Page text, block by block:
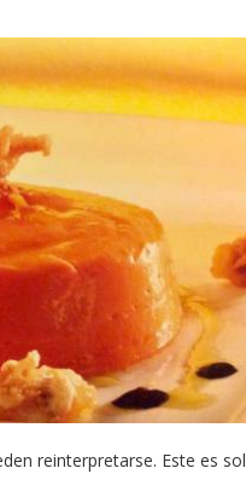
reinterpretarse. Este es